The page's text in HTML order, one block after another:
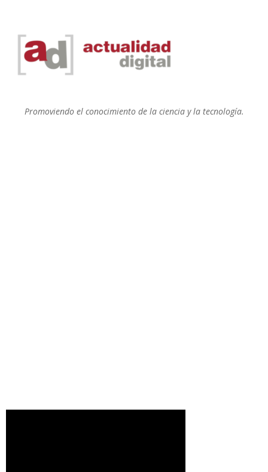
Promoviendo el conocimiento de la ciencia y la tecnología.